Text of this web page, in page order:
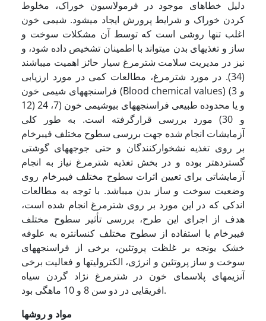
دلیل خطاهای موجود در فرمولاسیون خوراک، مخلوط
کردن خوراک و شرایط پرورش ایجاد می­شود. شیمی خون
اغلب تنها روشی است که توسط آن مشکلات سوخت و
ساز و تغذیه­ای بدن می­تواند با اطمینان تشخیص داده شود، و
نیز در مدیریت سلامت شترمرغ سیار حائز اهمیت می­باشند
(34). در مورد شترمرغ، مطالعات کمی در مورد ارزیابی
فراسنجه­های شیمی خون (Blood chemical values) (3 و
12) و یا محدوده طبیعی فراسنجه­های بیوشیمی خون (7، 24
و 30) مورد بررسی قرارگرفته است. به طور کلی
آزمایشات انجام شده جهت بررسی سطوح مختلف فیبرخام
بر روی تغذیه نشخوارکنندگان و حتی جوجه­های گوشتی
گسترده­تر بوده و در بخش تغذیه شترمرغ نیاز به انجام
آزمایشاتی برای تعیین اثرات سطوح مختلف فیبرخام روی
وضعیت سوخت و ساز بدن می­باشد. با توجه به مطالعات
اندکی که در این مورد بر روی شترمرغ انجام شده است،
هدف از اجرای این طرح، بررسی تأثیر سطوح مختلف
فیبرخام با استفاده از سطوح مختلف کنسانتره به علوفه
خشک یونجه بر غلظت پروتئین، برخی از فراسنجه­های
سوخت و ساز پروتئین و انرژی، الکترولیتها و فعالیت برخی
آنزیمهای پلاسمای خون در شترمرغ نژاد گردن سیاه
افریقایی در دو سن 8 و 10 ماهگی بود.
مواد و روشها